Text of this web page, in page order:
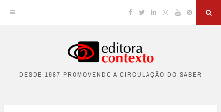
content
Facebook
TwitterLinkedinInstagram
YouTubePinterest
DESDE 1987 PROMOVENDO A CIRCULAÇÃO DO SABER